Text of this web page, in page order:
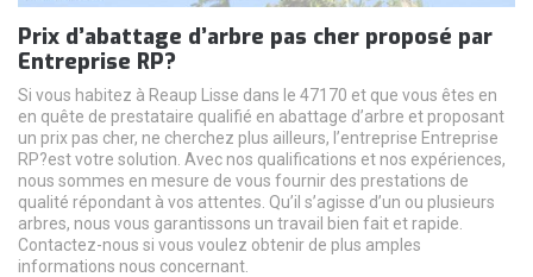
Prix d’abattage d’arbre pas cher proposé par
Entreprise RP?
Si vous habitez à Reaup Lisse dans le 47170 et que vous êtes en
en quête de prestataire qualifié en abattage d’arbre et proposant
un prix pas cher, ne cherchez plus ailleurs, l’entreprise Entreprise
RP?est votre solution. Avec nos qualifications et nos expériences,
nous sommes en mesure de vous fournir des prestations de
qualité répondant à vos attentes. Qu’il s’agisse d’un ou plusieurs
arbres, nous vous garantissons un travail bien fait et rapide.
Contactez-nous si vous voulez obtenir de plus amples
informations nous concernant.